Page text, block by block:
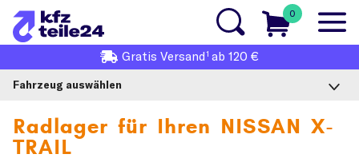
0
Gratis Versand1 ab 120 €
Fahrzeug auswählen
Radlager für Ihren NISSAN X-
TRAIL